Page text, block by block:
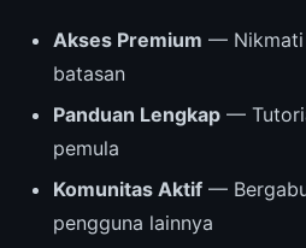
Akses Premium — Nikmati
batasan
Panduan Lengkap —
pemula
Komunitas Aktif —
pengguna lainnya